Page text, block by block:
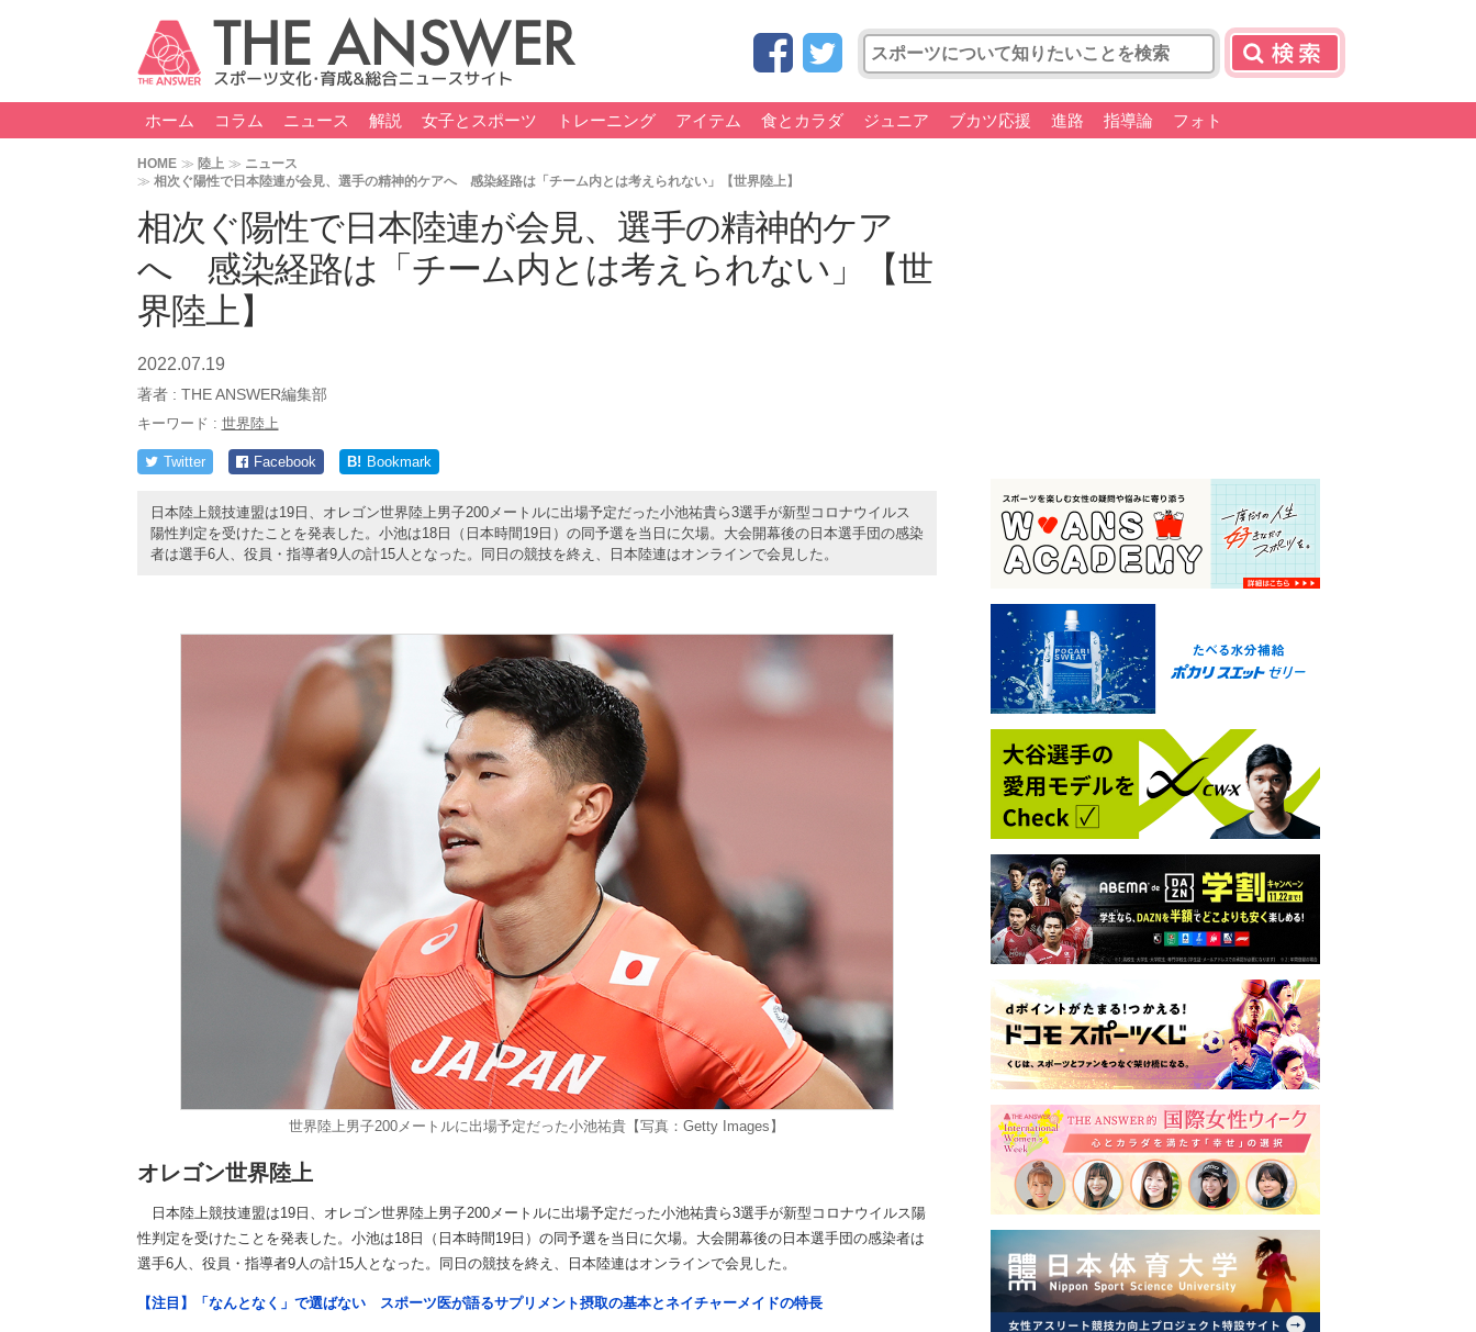
ホーム コラム ニュース 解説 女子とスポーツ トレーニング アイテム 食とカラダ ジュニア ブカツ応援 進路 指導論 フォト
HOME 陸上
ニュース
相次ぐ陽性で日本陸連が会見、選手の精神的ケアへ 感染経路は「チーム内とは考えられない」【世界陸上】
相次ぐ陽性で日本陸連が会見、選手の精神的ケア
へ 感染経路は「チーム内とは考えられない」【世
界陸上】
2022.07.19
著者 : THE ANSWER編集部
キーワード : 世界陸上
Twitter Facebook B! Bookmark
日本陸上競技連盟は19日、オレゴン世界陸上男子200メートルに出場予定だった小池祐貴ら3選手が新型コロナウイルス
陽性判定を受けたことを発表した。小池は18日（日本時間19日）の同予選を当日に欠場。大会開幕後の日本選手団の感染
者は選手6人、役員・指導者9人の計15人となった。同日の競技を終え、日本陸連はオンラインで会見した。
世界陸上男子200メートルに出場予定だった小池祐貴【写真：Getty Images】
オレゴン世界陸上
日本陸上競技連盟は19日、オレゴン世界陸上男子200メートルに出場予定だった小池祐貴ら3選手が新型コロナウイルス陽
性判定を受けたことを発表した。小池は18日（日本時間19日）の同予選を当日に欠場。大会開幕後の日本選手団の感染者は
選手6人、役員・指導者9人の計15人となった。同日の競技を終え、日本陸連はオンラインで会見した。
【注目】「なんとなく」で選ばない スポーツ医が語るサプリメント摂取の基本とネイチャーメイドの特長